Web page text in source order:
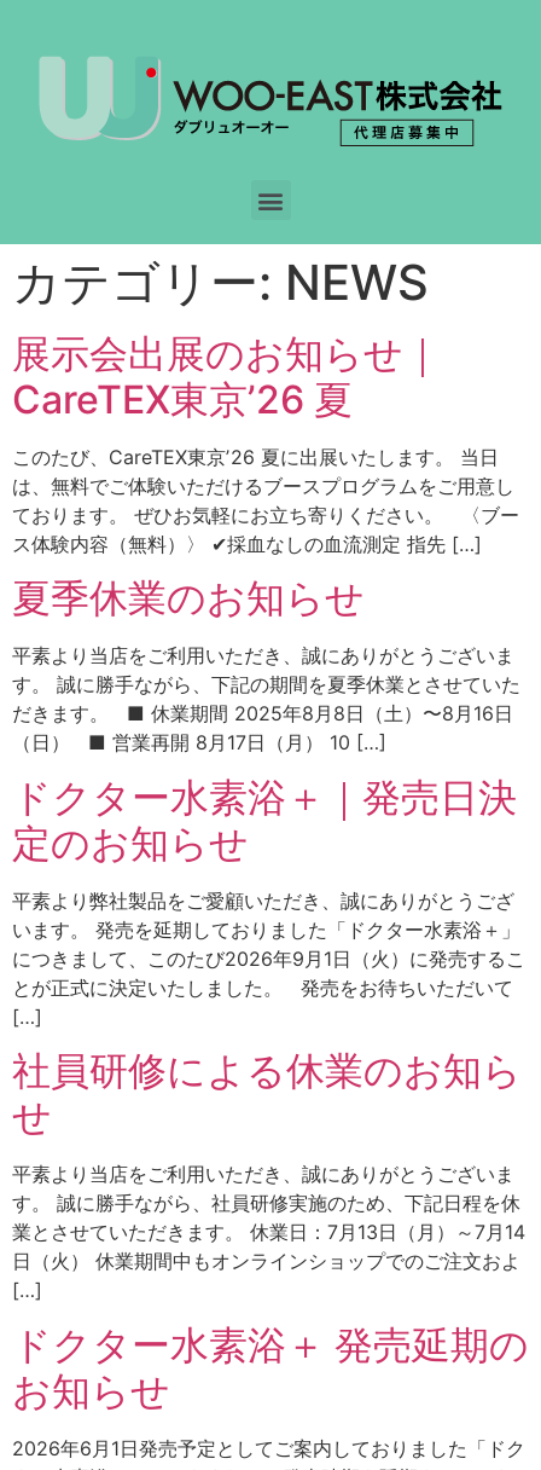
カテゴリー: NEWS
展示会出展のお知らせ｜
CareTEX東京ʼ26 夏
このたび、CareTEX東京ʼ26 夏に出展いたします。 当日
は、無料でご体験いただけるブースプログラムをご用意し
ております。 ぜひお気軽にお立ち寄りください。 〈ブー
ス体験内容（無料）〉 ✔採血なしの血流測定 指先 […]
夏季休業のお知らせ
平素より当店をご利用いただき、誠にありがとうございま
す。 誠に勝手ながら、下記の期間を夏季休業とさせていた
だきます。 ■ 休業期間 2025年8月8日（土）〜8月16日
（日） ■ 営業再開 8月17日（月） 10 […]
ドクター水素浴＋｜発売日決
定のお知らせ
平素より弊社製品をご愛顧いただき、誠にありがとうござ
います。 発売を延期しておりました「ドクター水素浴＋」
につきまして、このたび2026年9月1日（火）に発売するこ
とが正式に決定いたしました。 発売をお待ちいただいて
[…]
社員研修による休業のお知ら
せ
平素より当店をご利用いただき、誠にありがとうございま
す。 誠に勝手ながら、社員研修実施のため、下記日程を休
業とさせていただきます。 休業日：7月13日（月）～7月14
日（火） 休業期間中もオンラインショップでのご注文およ
[…]
ドクター水素浴＋ 発売延期の
お知らせ
2026年6月1日発売予定としてご案内しておりました「ドク